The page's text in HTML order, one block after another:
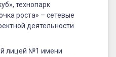
технопарк
роста» – сетевые
деятельности
лицей №1 имени